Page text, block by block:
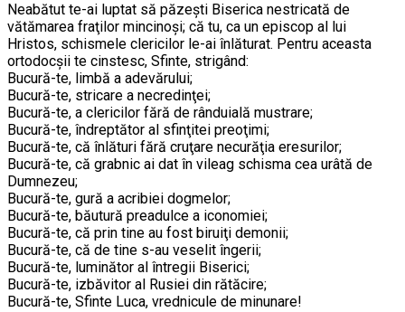
Neabătut te-ai luptat să păzeşti Biserica nestricată de
vătămarea fraţilor mincinoşi; că tu, ca un episcop al lui
Hristos, schismele clericilor le-ai înlăturat. Pentru aceasta
ortodocşii te cinstesc, Sfinte, strigând:
Bucură-te, limbă a adevărului;
Bucură-te, stricare a necredinţei;
Bucură-te, a clericilor fără de rânduială mustrare;
Bucură-te, îndreptător al sfinţitei preoţimi;
Bucură-te, că înlături fără cruţare necurăţia eresurilor;
Bucură-te, că grabnic ai dat în vileag schisma cea urâtă de
Dumnezeu;
Bucură-te, gură a acribiei dogmelor;
Bucură-te, băutură preadulce a iconomiei;
Bucură-te, că prin tine au fost biruiţi demonii;
Bucură-te, că de tine s-au veselit îngerii;
Bucură-te, luminător al întregii Biserici;
Bucură-te, izbăvitor al Rusiei din rătăcire;
Bucură-te, Sfinte Luca, vrednicule de minunare!